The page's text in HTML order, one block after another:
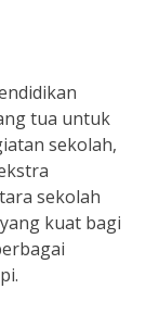
tua untuk
sekolah,
sekolah
kuat bagi